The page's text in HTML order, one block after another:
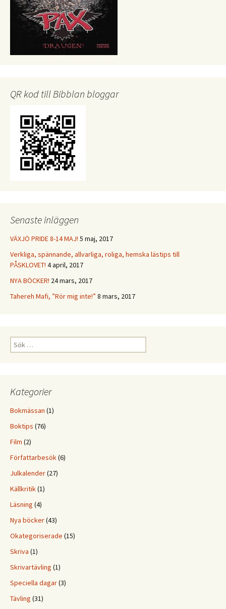
QR kod till Bibblan bloggar
Senaste inläggen
VÄXJÖ PRIDE 8-14 MAJ! 5 maj, 2017
Verkliga, spännande, allvarliga, roliga, hemska lästips till
PÅSKLOVET! 4 april, 2017
NYA BÖCKER! 24 mars, 2017
Tahereh Mafi, ”Rör mig inte!” 8 mars, 2017
Sök
efter:
Kategorier
Bokmässan (1)
Boktips (76)
Film (2)
Författarbesök(6)
Julkalender(27)
Källkritik(1)
Läsning (4)
Nya böcker(43)
Okategoriserade (15)
Skriva (1)
Skrivartävling (1)
Speciella dagar(3)
Tävling (31)